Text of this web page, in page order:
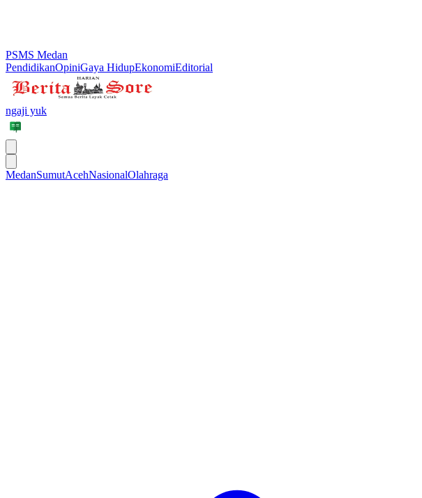
PSMS Medan
PendidikanOpiniGaya HidupEkonomiEditorial
ngaji yuk
MedanSumutAcehNasionalOlahraga